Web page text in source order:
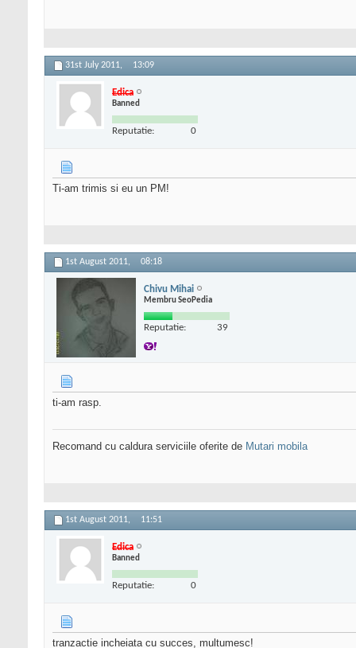
31st July 2011, 13:09
Edica
Banned
Reputatie: 0
Ti-am trimis si eu un PM!
1st August 2011, 08:18
Chivu Mihai
Membru SeoPedia
Reputatie: 39
ti-am rasp.
Recomand cu caldura serviciile oferite de Mutari mobila
1st August 2011, 11:51
Edica
Banned
Reputatie: 0
tranzactie incheiata cu succes, multumesc!